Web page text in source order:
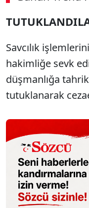
Savcılık
hakimliğe sevk
düşmanlığa
tutuklanarak